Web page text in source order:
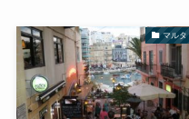
マルタ